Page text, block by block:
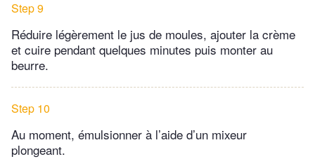
Step 9
Réduire légèrement le jus de moules, ajouter la crème
et cuire pendant quelques minutes puis monter au
beurre.
Step 10
Au moment, émulsionner à l’aide d’un mixeur
plongeant.